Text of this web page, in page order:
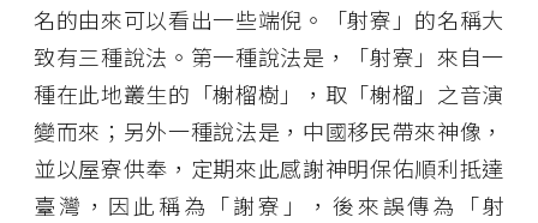
名的由來可以看出一些端倪。「射寮」的名稱大
致有三種說法。第一種說法是，「射寮」來自一
種在此地叢生的「榭榴樹」，取「榭榴」之音演
變而來；另外一種說法是，中國移民帶來神像，
並以屋寮供奉，定期來此感謝神明保佑順利抵達
臺灣，因此稱為「謝寮」，後來誤傳為「射